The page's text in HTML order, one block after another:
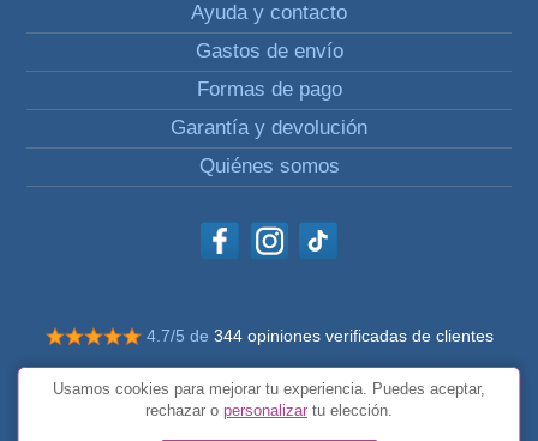
Ayuda y contacto
Gastos de envío
Formas de pago
Garantía y devolución
Quiénes somos
4.7/5 de 344 opiniones verificadas de clientes
© Todos los derechos reservados Impulsivos
Condiciones generales
Usamos cookies para mejorar tu experiencia. Puedes aceptar,
rechazar o personalizar tu elección.